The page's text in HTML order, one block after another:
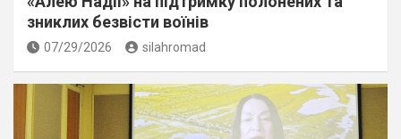
зниклих безвісти воїнів
07/29/2026 silahromad